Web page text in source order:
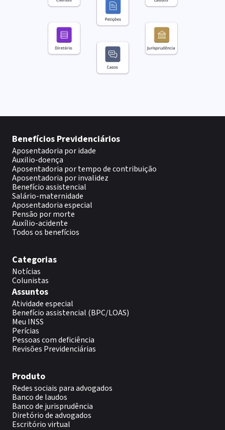
Benefícios Previdenciários
Aposentadoria por idade
Auxilio-doença
Aposentadoria por tempo de contribuição
Aposentadoria por invalidez
Benefício assistencial
Salário-maternidade
Aposentadoria especial
Pensão por morte
Auxílio-acidente
Todos os benefícios
Categorias
Notícias
Colunistas
Assuntos
Atividade especial
Benefício assistencial (BPC/LOAS)
Meu INSS
Perícias
Pessoas com deficiência
Revisões Previdenciárias
Produto
Redes sociais para advogados
Banco de laudos
Banco de jurisprudência
Diretório de advogados
Escritório virtual